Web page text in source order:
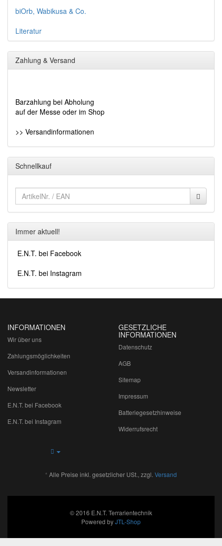
biOrb, Wabikusa & Co.
Literatur
Zahlung & Versand
Barzahlung bei Abholung
auf der Messe oder im Shop
>> Versandinformationen
Schnellkauf
Immer aktuell!
E.N.T. bei Facebook
E.N.T. bei Instagram
INFORMATIONEN
Wir über uns
Zahlungsmöglichkeiten
Versandinformationen
Newsletter
E.N.T. bei Facebook
E.N.T. bei Instagram
GESETZLICHE
INFORMATIONEN
Datenschutz
AGB
Sitemap
Impressum
Batteriegesetzhinweise
Widerrufsrecht
* Alle Preise inkl. gesetzlicher USt., zzgl. Versand
© 2016 E.N.T. Terrarientechnik
Powered byJTL-Shop